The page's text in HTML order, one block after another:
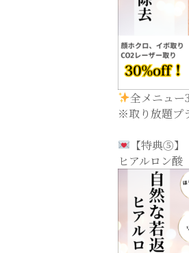
全メニュー
※取り放題プ
【特典⑤】
ヒアルロン酸